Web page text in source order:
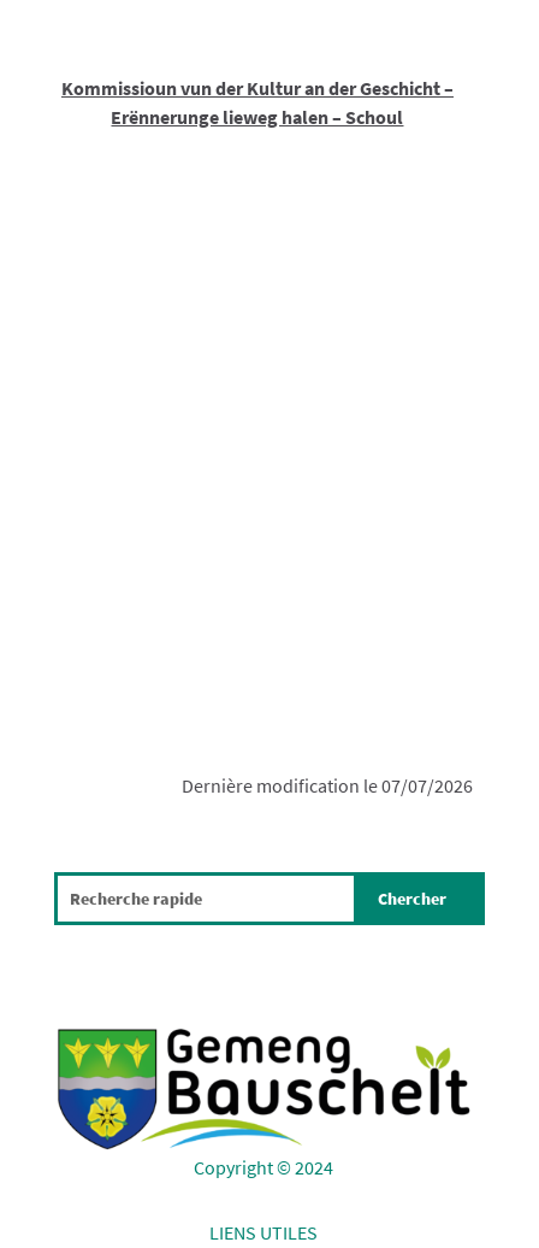
Kommissioun vun der Kultur an der Geschicht –
Erënnerunge lieweg halen – Schoul
Dernière modification le 07/07/2026
Copyright © 2024
LIENS UTILES